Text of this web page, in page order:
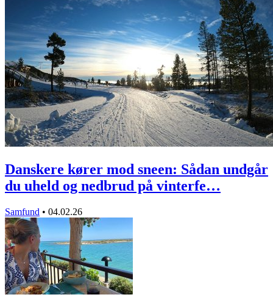
Danskere kører mod sneen: Sådan undgår
du uheld og nedbrud på vinterfe…
Samfund • 04.02.26